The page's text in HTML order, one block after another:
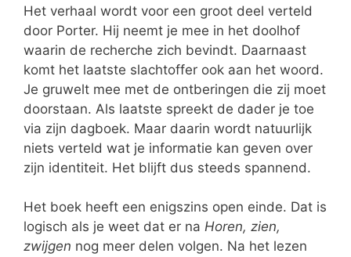
Het verhaal wordt voor een groot deel verteld
door Porter. Hij neemt je mee in het doolhof
waarin de recherche zich bevindt. Daarnaast
komt het laatste slachtoffer ook aan het woord.
Je gruwelt mee met de ontberingen die zij moet
doorstaan. Als laatste spreekt de dader je toe
via zijn dagboek. Maar daarin wordt natuurlijk
niets verteld wat je informatie kan geven over
zijn identiteit. Het blijft dus steeds spannend.
Het boek heeft een enigszins open einde. Dat is
logisch als je weet dat er na Horen, zien,
zwijgen nog meer delen volgen. Na het lezen